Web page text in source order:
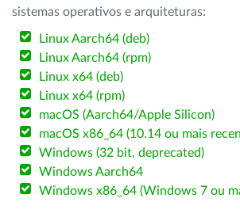
sistemas operativos e arquiteturas:
Linux Aarch64 (deb)
Linux Aarch64 (rpm)
Linux x64 (deb)
Linux x64 (rpm)
macOS (Aarch64/Apple Silicon)
macOS x86_64 (10.14 ou mais
Windows (32 bit, deprecated)
Windows Aarch64
Windows x86_64 (Windows 7 ou